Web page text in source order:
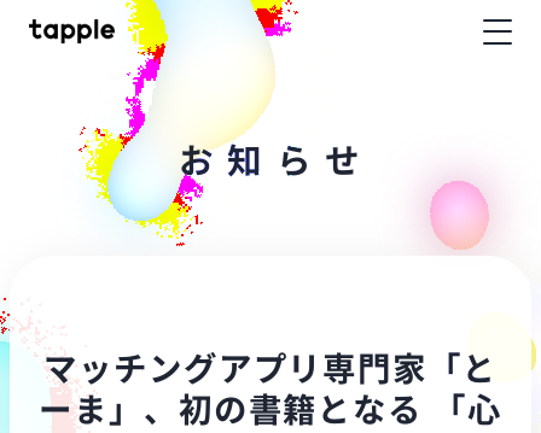
お 知 ら せ
マッチングアプリ専門家「と
ーま」、初の書籍となる 「心